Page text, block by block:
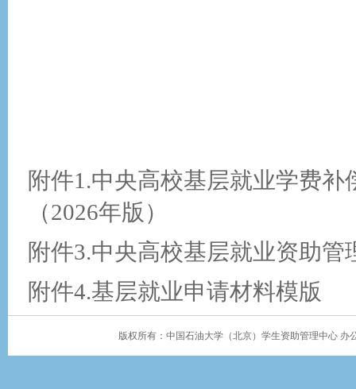
附件1.中央高校基层就业学费
（2026年版）
附件3.中央高校基层就业资助
附件4.基层就业申请材料模版
版权所有：中国石油大学（北京）学生资助管理中心 办